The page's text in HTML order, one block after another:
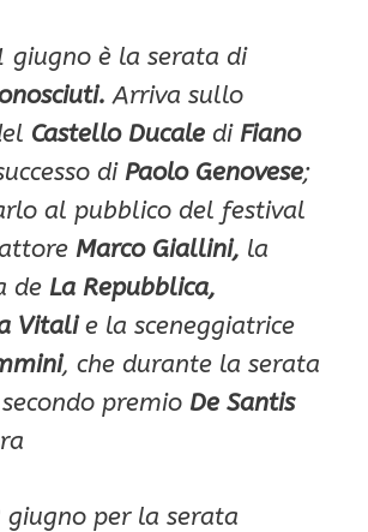
giugno è la serata di
Arriva sullo
Castello Ducale di Fiano
di Paolo Genovese;
al pubblico del festival
Marco Giallini, la
de La Repubblica,
Vitalie la sceneggiatrice
, che durante la serata
premio De Santis
giugno per la serata